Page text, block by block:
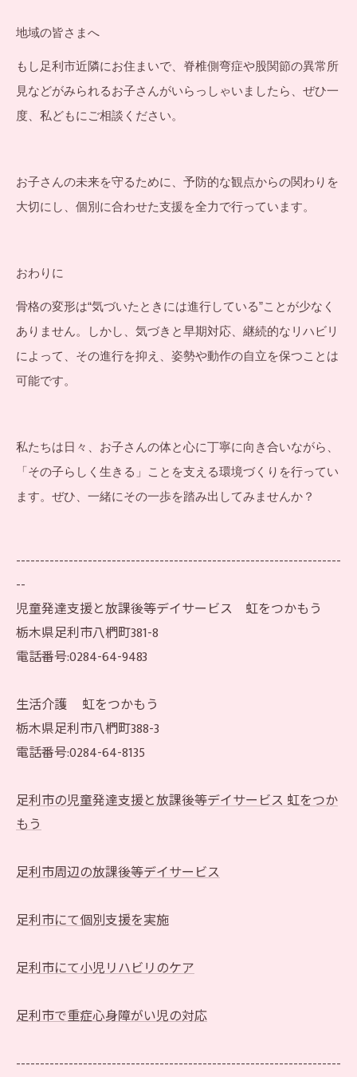
地域の皆さまへ
もし足利市近隣にお住まいで、脊椎側弯症や股関節の異常所
見などがみられるお子さんがいらっしゃいましたら、ぜひ一
度、私どもにご相談ください。
お子さんの未来を守るために、予防的な観点からの関わりを
大切にし、個別に合わせた支援を全力で行っています。
おわりに
骨格の変形は“気づいたときには進行している”ことが少なく
ありません。しかし、気づきと早期対応、継続的なリハビリ
によって、その進行を抑え、姿勢や動作の自立を保つことは
可能です。
私たちは日々、お子さんの体と心に丁寧に向き合いながら、
「その子らしく生きる」ことを支える環境づくりを行ってい
ます。ぜひ、一緒にその一歩を踏み出してみませんか？
--------------------------------------------------------------------
--
児童発達支援と放課後等デイサービス 虹をつかもう
栃木県足利市八椚町381-8
電話番号:0284-64-9483
生活介護 虹をつかもう
栃木県足利市八椚町388-3
電話番号:0284-64-8135
足利市の児童発達支援と放課後等デイサービス 虹をつか
もう
足利市周辺の放課後等デイサービス
足利市にて個別支援を実施
足利市にて小児リハビリのケア
足利市で重症心身障がい児の対応
--------------------------------------------------------------------